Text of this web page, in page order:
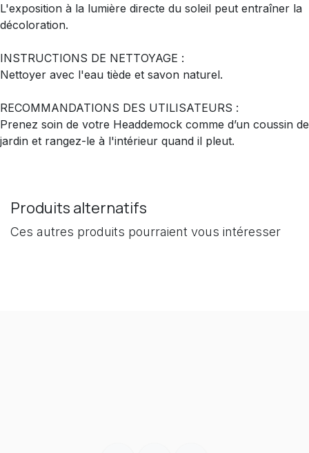
L'exposition à la lumière directe du soleil peut entraîner la
décoloration.
INSTRUCTIONS DE NETTOYAGE :
Nettoyer avec l'eau tiède et savon naturel.
RECOMMANDATIONS DES UTILISATEURS :
Prenez soin de votre Headdemock comme d’un coussin de
jardin et rangez-le à l'intérieur quand il pleut.
Produits alternatifs
Ces autres produits pourraient vous intéresser